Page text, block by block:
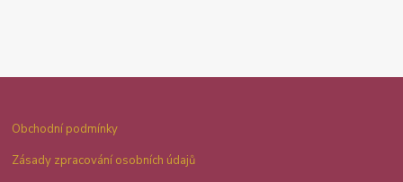
Obchodní podmínky
Zásady zpracování osobních údajů